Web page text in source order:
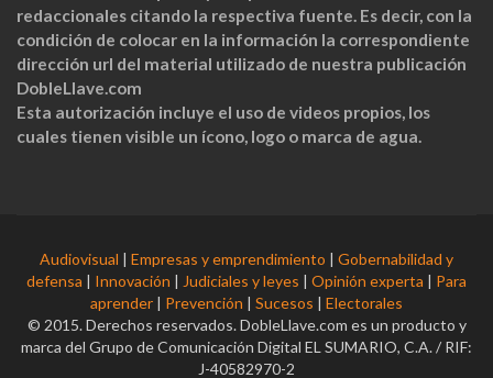
redaccionales citando la respectiva fuente. Es decir, con la
condición de colocar en la información la correspondiente
dirección url del material utilizado de nuestra publicación
DobleLlave.com
Esta autorización incluye el uso de videos propios, los
cuales tienen visible un ícono, logo o marca de agua.
Audiovisual | Empresas y emprendimiento | Gobernabilidad y
defensa | Innovación | Judiciales y leyes | Opinión experta | Para
aprender | Prevención | Sucesos | Electorales
© 2015. Derechos reservados. DobleLlave.com es un producto y
marca del Grupo de Comunicación Digital EL SUMARIO, C.A. / RIF:
J-40582970-2